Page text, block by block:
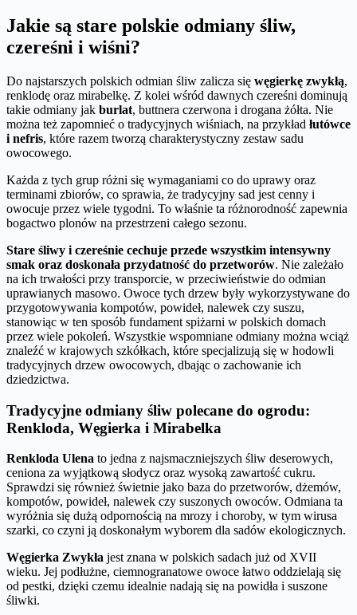
Jakie są stare polskie odmiany śliw,
czereśni i wiśni?
Do najstarszych polskich odmian śliw zalicza się węgierkę zwykłą,
renklodę oraz mirabelkę. Z kolei wśród dawnych czereśni dominują
takie odmiany jak burlat, buttnera czerwona i drogana żółta. Nie
można też zapomnieć o tradycyjnych wiśniach, na przykład łutówce
i nefris, które razem tworzą charakterystyczny zestaw sadu
owocowego.
Każda z tych grup różni się wymaganiami co do uprawy oraz
terminami zbiorów, co sprawia, że tradycyjny sad jest cenny i
owocuje przez wiele tygodni. To właśnie ta różnorodność zapewnia
bogactwo plonów na przestrzeni całego sezonu.
Stare śliwy i czereśnie cechuje przede wszystkim intensywny
smak oraz doskonała przydatność do przetworów. Nie zależało
na ich trwałości przy transporcie, w przeciwieństwie do odmian
uprawianych masowo. Owoce tych drzew były wykorzystywane do
przygotowywania kompotów, powideł, nalewek czy suszu,
stanowiąc w ten sposób fundament spiżarni w polskich domach
przez wiele pokoleń. Wszystkie wspomniane odmiany można wciąż
znaleźć w krajowych szkółkach, które specjalizują się w hodowli
tradycyjnych drzew owocowych, dbając o zachowanie ich
dziedzictwa.
Tradycyjne odmiany śliw polecane do ogrodu:
Renkloda, Węgierka i Mirabelka
Renkloda Ulena to jedna z najsmaczniejszych śliw deserowych,
ceniona za wyjątkową słodycz oraz wysoką zawartość cukru.
Sprawdzi się również świetnie jako baza do przetworów, dżemów,
kompotów, powideł, nalewek czy suszonych owoców. Odmiana ta
wyróżnia się dużą odpornością na mrozy i choroby, w tym wirusa
szarki, co czyni ją doskonałym wyborem dla sadów ekologicznych.
Węgierka Zwykła jest znana w polskich sadach już od XVII
wieku. Jej podłużne, ciemnogranatowe owoce łatwo oddzielają się
od pestki, dzięki czemu idealnie nadają się na powidła i suszone
śliwki.